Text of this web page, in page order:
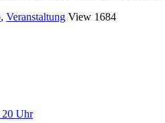
, Veranstaltung View 1684
20 Uhr